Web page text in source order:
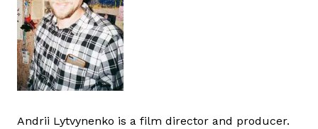
Andrii Lytvynenko is a film director and producer.